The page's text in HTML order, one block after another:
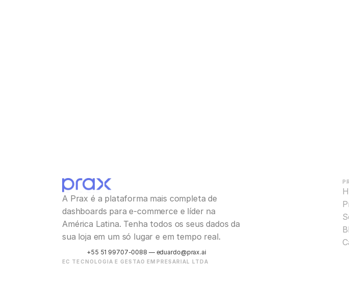
A Prax é a plataforma mais completa de
dashboards para e-commerce e líder na
América Latina. Tenha todos os seus dados da
sua loja em um só lugar e em tempo real.
+55 51 99707-0088 — eduardo@prax.ai
EC TECNOLOGIA E GESTAO EMPRESARIAL LTDA